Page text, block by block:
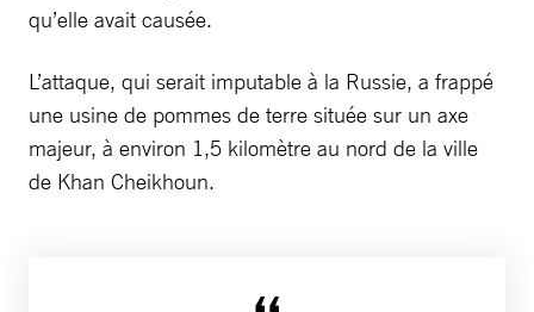
qu’elle avait causée.
L’attaque, qui serait imputable à la Russie, a frappé
une usine de pommes de terre située sur un axe
majeur, à environ 1,5 kilomètre au nord de la ville
de Khan Cheikhoun.